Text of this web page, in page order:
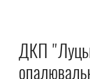
ДКП